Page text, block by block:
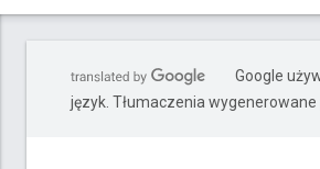
Google
język. Tłumaczenia